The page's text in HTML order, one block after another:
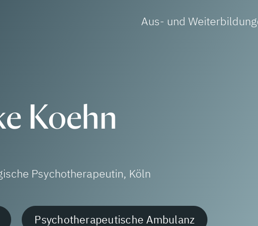
Aus- und
Koehn
Psychotherapeutin, Köln
Psychotherapeutische Ambulanz